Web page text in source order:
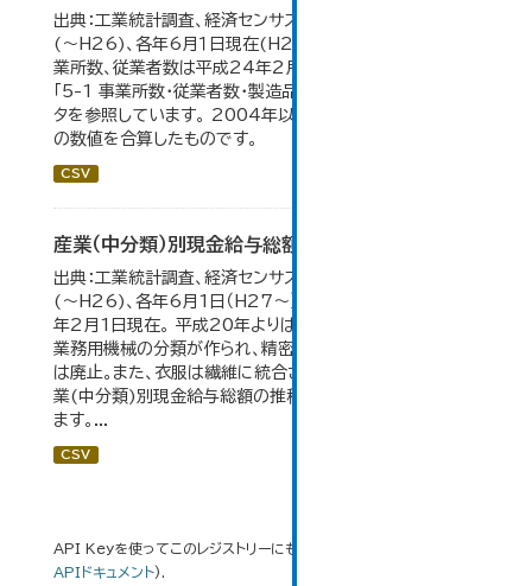
出典：工業統計調査、経済センサス。各年12月31日現在
(～H26)、各年6月１日現在(H27～)。 平成23年のみ事
業所数、従業者数は平成24年2月1日現在。 大仙市の統計
「5-1 事業所数・従業者数・製造品出荷額等の推移」のデー
タを参照しています。 2004年以前の数値は合併前市町村
の数値を合算したものです。
CSV
産業（中分類）別現金給与総額の推移
出典：工業統計調査、経済センサス。 各年12月31日現在
(～H26)、各年6月1日（H27～）・平成23年のみ平成24
年2月1日現在。 平成20年よりはん用機械、生産用機械、
業務用機械の分類が作られ、精密機械、一般用機械の分類
は廃止。また、衣服は繊維に統合された。 大仙市の統計「産
業(中分類)別現金給与総額の推移」のデータを参照してい
ます。...
CSV
API Keyを使ってこのレジストリーにもアクセス可能です
APIドキュメント).